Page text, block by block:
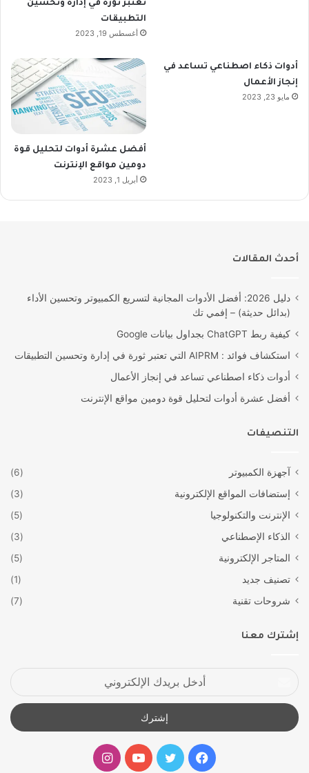
تعتبر ثورة في إدارة وتحسين
التطبيقات
أغسطس 19, 2023
أدوات ذكاء اصطناعي تساعد في
إنجاز الأعمال
مايو 23, 2023
أفضل عشرة أدوات لتحليل قوة
دومين مواقع الإنترنت
أبريل 1, 2023
أحدث المقالات
دليل 2026: أفضل الأدوات المجانية لتسريع الكمبيوتر وتحسين الأداء
(بدائل حديثة) – إفمي تك
كيفية ربط ChatGPT بجداول بيانات Google
استكشاف فوائد : AIPRM التي تعتبر ثورة في إدارة وتحسين التطبيقات
أدوات ذكاء اصطناعي تساعد في إنجاز الأعمال
أفضل عشرة أدوات لتحليل قوة دومين مواقع الإنترنت
التنصيفات
آجهزة الكمبيوتر
(6)
إستضافات المواقع الإلكترونية
(3)
الإنترنت والتكنولوجيا
(5)
الذكاء الإصطناعي
(3)
المتاجر الإلكترونية
(5)
تصنيف جديد
(1)
شروحات تقنية
(7)
إشترك معنا
أدخل
بريدك
الإلكتروني
فيسبوكتويتر يوتيوب انستقرام